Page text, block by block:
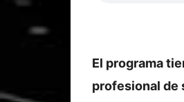
El programa
profesional de